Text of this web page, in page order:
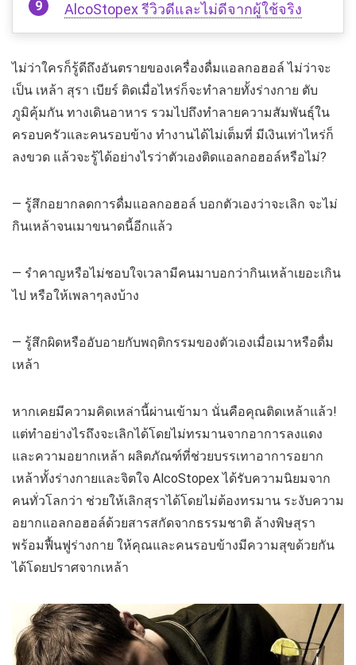
AlcoStopex รีวิวดีและไม่ดีจากผู้ใช้จริง
ไม่ว่าใครก็รู้ดีถึงอันตรายของเครื่องดื่มแอลกอฮอล์ ไม่ว่าจะ
เป็น เหล้า สุรา เบียร์ ติดเมื่อไหร่ก็จะทำลายทั้งร่างกาย ตับ
ภูมิคุ้มกัน ทางเดินอาหาร รวมไปถึงทำลายความสัมพันธุ์ใน
ครอบครัวและคนรอบข้าง ทำงานได้ไม่เต็มที่ มีเงินเท่าไหร่ก็
ลงขวด แล้วจะรู้ได้อย่างไรว่าตัวเองติดแอลกอฮอล์หรือไม่?
— รู้สึกอยากลดการดื่มแอลกอฮอล์ บอกตัวเองว่าจะเลิก จะไม่
กินเหล้าจนเมาขนาดนี้อีกแล้ว
— รำคาญหรือไม่ชอบใจเวลามีคนมาบอกว่ากินเหล้าเยอะเกิน
ไป หรือให้เพลาๆลงบ้าง
— รู้สึกผิดหรืออับอายกับพฤติกรรมของตัวเองเมื่อเมาหรือดื่ม
เหล้า
หากเคยมีความคิดเหล่านี้ผ่านเข้ามา นั่นคือคุณติดเหล้าแล้ว!
แต่ทำอย่างไรถึงจะเลิกได้โดยไม่ทรมานจากอาการลงแดง
และความอยากเหล้า ผลิตภัณฑ์ที่ช่วยบรรเทาอาการอยาก
เหล้าทั้งร่างกายและจิตใจ AlcoStopex ได้รับความนิยมจาก
คนทั่วโลกว่า ช่วยให้เลิกสุราได้โดยไม่ต้องทรมาน ระงับความ
อยากแอลกอฮอล์ด้วยสารสกัดจากธรรมชาติ ล้างพิษสุรา
พร้อมฟื้นฟูร่างกาย ให้คุณและคนรอบข้างมีความสุขด้วยกัน
ได้โดยปราศจากเหล้า